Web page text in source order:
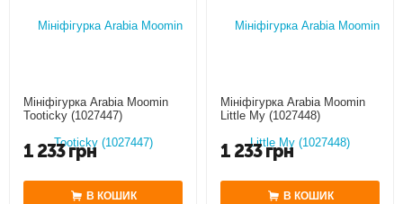
Мініфігурка Arabia Moomin
Tooticky (1027447)
1 233грн
В КОШИК
Мініфігурка Arabia Moomin
Little My (1027448)
1 233грн
В КОШИК